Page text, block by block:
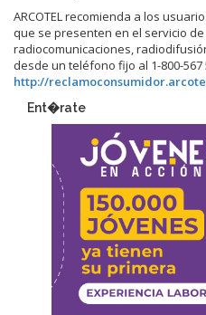
ARCOTEL recomienda a los
que se presenten en el servicio
radiocomunicaciones,
desde un teléfono fijo al 1-800-
http://
Ent�rate